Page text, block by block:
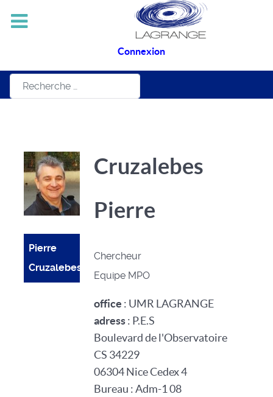
Connexion
Rechercher
Pierre
Cruzalebes
Cruzalebes
Pierre
Chercheur
Equipe MPO
office : UMR LAGRANGE
adress: P.E.S
Boulevard de l'Observatoire
CS 34229
06304 Nice Cedex 4
Bureau : Adm-1 08